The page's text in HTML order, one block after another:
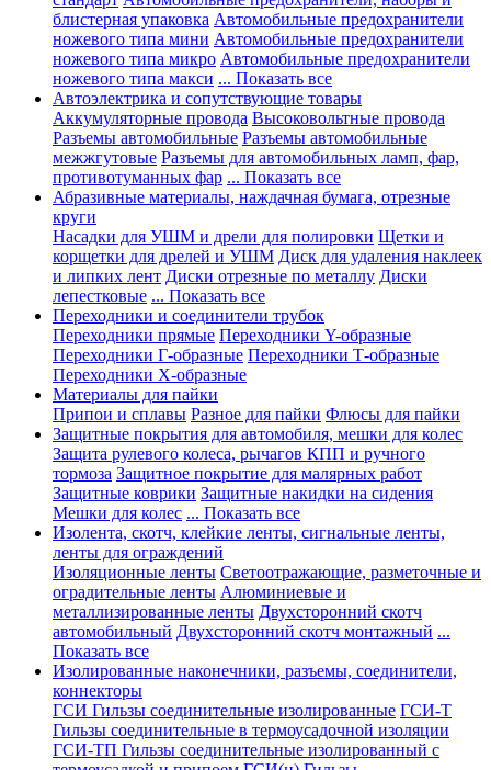
блистерная упаковка Автомобильные предохранители
ножевого типа мини Автомобильные предохранители
ножевого типа микро Автомобильные предохранители
ножевого типа макси ... Показать все
Автоэлектрика и сопутствующие товары
Аккумуляторные провода Высоковольтные провода
Разъемы автомобильные Разъемы автомобильные
межжгутовые Разъемы для автомобильных ламп, фар,
противотуманных фар ... Показать все
Абразивные материалы, наждачная бумага, отрезные
круги
Насадки для УШМ и дрели для полировки Щетки и
корщетки для дрелей и УШМ Диск для удаления наклеек
и липких лент Диски отрезные по металлу Диски
лепестковые ... Показать все
Переходники и соединители трубок
Переходники прямые Переходники Y-образные
Переходники Г-образные Переходники Т-образные
Переходники Х-образные
Материалы для пайки
Припои и сплавы Разное для пайки Флюсы для пайки
Защитные покрытия для автомобиля, мешки для колес
Защита рулевого колеса, рычагов КПП и ручного
тормоза Защитное покрытие для малярных работ
Защитные коврики Защитные накидки на сидения
Мешки для колес ... Показать все
Изолента, скотч, клейкие ленты, сигнальные ленты,
ленты для ограждений
Изоляционные ленты Светоотражающие, разметочные и
оградительные ленты Алюминиевые и
металлизированные ленты Двухсторонний скотч
автомобильный Двухсторонний скотч монтажный ...
Показать все
Изолированные наконечники, разъемы, соединители,
коннекторы
ГСИ Гильзы соединительные изолированные ГСИ-Т
Гильзы соединительные в термоусадочной изоляции
ГСИ-ТП Гильзы соединительные изолированный с